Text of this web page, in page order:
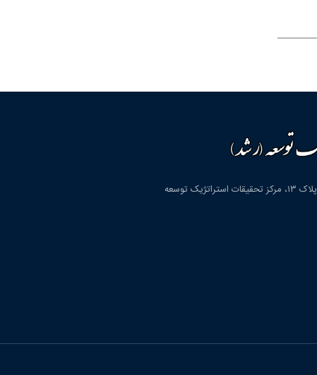
قم، شهرک پردیسان، بلوار دانشگاه، بلوار شهید مولوی، کوچه دوم، پلاک ۱۳، مرکز تحقیقات استراتژیک توسعه